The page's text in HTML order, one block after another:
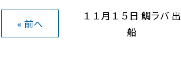
« 前へ
１１月１５日 鯛ラバ 出
船